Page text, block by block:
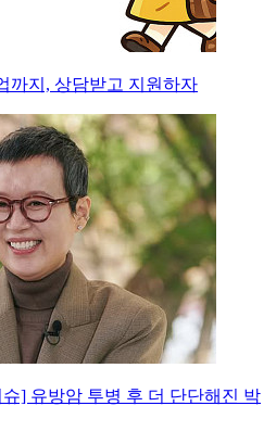
까지, 상담받고 지원하자
] 유방암 투병 후 더 단단해진 박